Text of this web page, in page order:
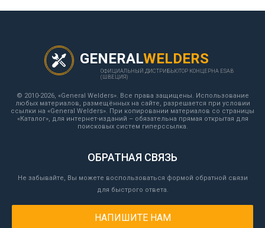
GENERALWELDERS
ОФИЦИАЛЬНЫЙ ДИСТРИБЬЮТОР КОНЦЕРНА ESAB
(ШВЕЦИЯ)
© 2010-2026, «General Welders». Все права защищены. Использование
любых материалов, размещённых на сайте, разрешается при условии
ссылки на «General Welders». При копировании материалов со страницы
«Каталог», для интернет-изданий – обязательна прямая открытая для
поисковых систем гиперссылка.
ОБРАТНАЯ СВЯЗЬ
Не забывайте, Вы можете воспользоваться формой обратной связи
для быстрого ответа.
НАПИШИТЕ НАМ